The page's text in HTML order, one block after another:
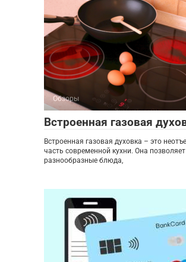
Обзоры
Встроенная газовая
Встроенная газовая духовка – это
часть современной кухни. Она позволяет
разнообразные блюда,